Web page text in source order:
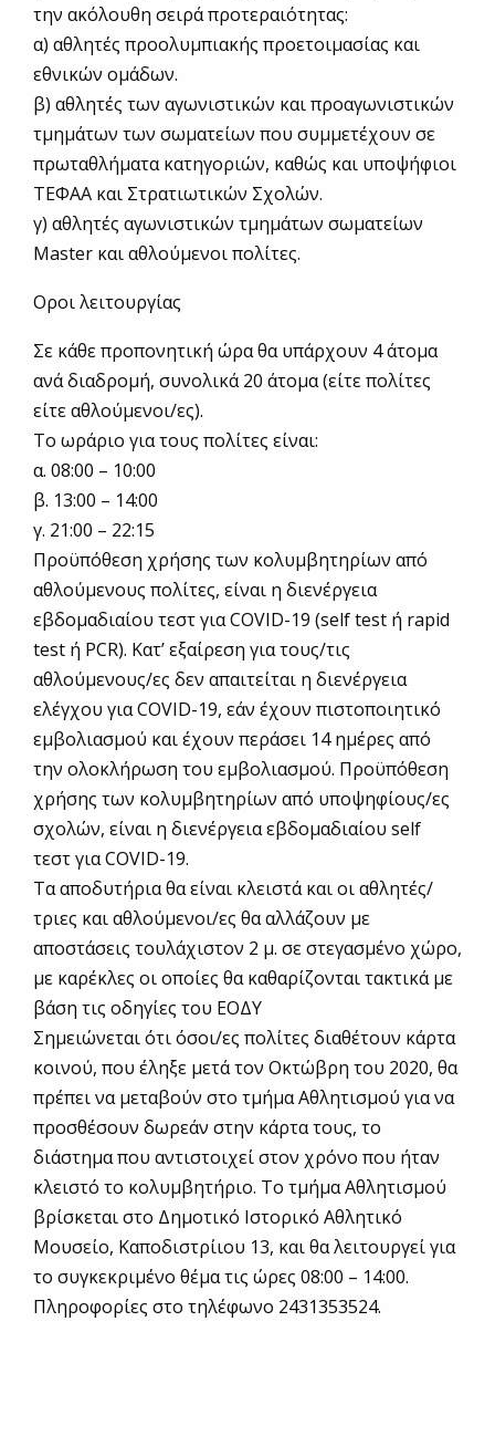
την ακόλουθη σειρά προτεραιότητας:
α) αθλητές προολυμπιακής προετοιμασίας και
εθνικών ομάδων.
β) αθλητές των αγωνιστικών και προαγωνιστικών
τμημάτων των σωματείων που συμμετέχουν σε
πρωταθλήματα κατηγοριών, καθώς και υποψήφιοι
ΤΕΦΑΑ και Στρατιωτικών Σχολών.
γ) αθλητές αγωνιστικών τμημάτων σωματείων
Master και αθλούμενοι πολίτες.
Οροι λειτουργίας
Σε κάθε προπονητική ώρα θα υπάρχουν 4 άτομα
ανά διαδρομή, συνολικά 20 άτομα (είτε πολίτες
είτε αθλούμενοι/ες).
Το ωράριο για τους πολίτες είναι:
α. 08:00 – 10:00
β. 13:00 – 14:00
γ. 21:00 – 22:15
Προϋπόθεση χρήσης των κολυμβητηρίων από
αθλούμενους πολίτες, είναι η διενέργεια
εβδομαδιαίου τεστ για COVID-19 (self test ή rapid
test ή PCR). Κατ’ εξαίρεση για τους/τις
αθλούμενους/ες δεν απαιτείται η διενέργεια
ελέγχου για COVID-19, εάν έχουν πιστοποιητικό
εμβολιασμού και έχουν περάσει 14 ημέρες από
την ολοκλήρωση του εμβολιασμού. Προϋπόθεση
χρήσης των κολυμβητηρίων από υποψηφίους/ες
σχολών, είναι η διενέργεια εβδομαδιαίου self
τεστ για COVID-19.
Τα αποδυτήρια θα είναι κλειστά και οι αθλητές/
τριες και αθλούμενοι/ες θα αλλάζουν με
αποστάσεις τουλάχιστον 2 μ. σε στεγασμένο χώρο,
με καρέκλες οι οποίες θα καθαρίζονται τακτικά με
βάση τις οδηγίες του ΕΟΔΥ
Σημειώνεται ότι όσοι/ες πολίτες διαθέτουν κάρτα
κοινού, που έληξε μετά τον Οκτώβρη του 2020, θα
πρέπει να μεταβούν στο τμήμα Αθλητισμού για να
προσθέσουν δωρεάν στην κάρτα τους, το
διάστημα που αντιστοιχεί στον χρόνο που ήταν
κλειστό το κολυμβητήριο. Το τμήμα Αθλητισμού
βρίσκεται στο Δημοτικό Ιστορικό Αθλητικό
Μουσείο, Καποδιστρίιου 13, και θα λειτουργεί για
το συγκεκριμένο θέμα τις ώρες 08:00 – 14:00.
Πληροφορίες στο τηλέφωνο 2431353524.